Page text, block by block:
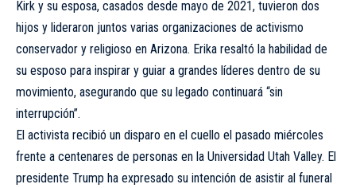
Kirk y su esposa, casados desde mayo de 2021, tuvieron dos
hijos y lideraron juntos varias organizaciones de activismo
conservador y religioso en Arizona. Erika resaltó la habilidad de
su esposo para inspirar y guiar a grandes líderes dentro de su
movimiento, asegurando que su legado continuará “sin
interrupción”.
El activista recibió un disparo en el cuello el pasado miércoles
frente a centenares de personas en la Universidad Utah Valley. El
presidente Trump ha expresado su intención de asistir al funeral